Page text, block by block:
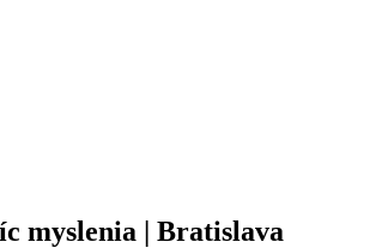
myslenia | Bratislava